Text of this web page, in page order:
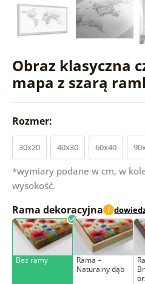
Obraz klasyczna
mapa z szarą
Rozmer:
30x20 40x30 60x40
*wymiary podane w cm, w
wysokość.
Rama dekoracyjna i
Bez ramy
Rama –
Naturalny dąb